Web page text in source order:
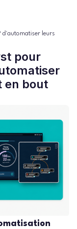
d'automatiser leurs
pour
en bout